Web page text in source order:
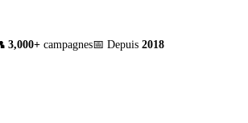
3,000+ campagnes📅 Depuis 2018